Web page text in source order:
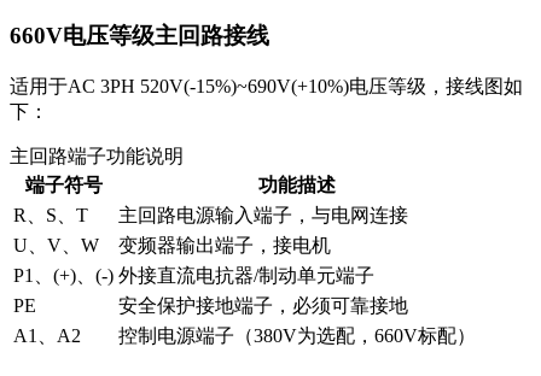
660V电压等级主回路接线
适用于AC 3PH 520V(-15%)~690V(+10%)电压等级，接线图如
下：
主回路端子功能说明
端子符号
功能描述
R、S、T
主回路电源输入端子，与电网连接
U、V、W
变频器输出端子，接电机
P1、(+)、(-) 外接直流电抗器/制动单元端子
PE
安全保护接地端子，必须可靠接地
A1、A2
控制电源端子（380V为选配，660V标配）